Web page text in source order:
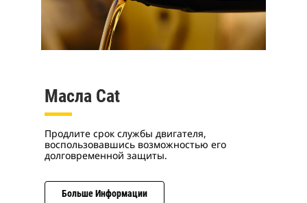
Масла Cat
Продлите срок службы двигателя,
воспользовавшись возможностью его
долговременной защиты.
Больше Информации